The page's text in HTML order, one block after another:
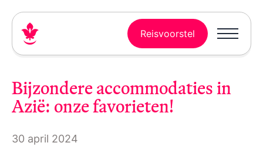
Reisvoorstel
Bijzondere accommodaties in
Azië: onze favorieten!
30 april 2024